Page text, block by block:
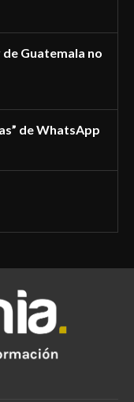
Guatemala no
de WhatsApp